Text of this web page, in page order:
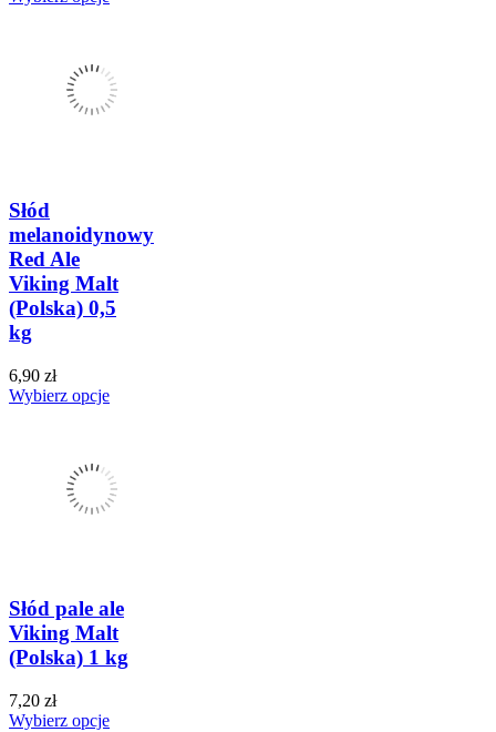
Słód
melanoidynowy
Red Ale
Viking Malt
(Polska) 0,5
kg
6,90 zł
Wybierz opcje
Słód pale ale
Viking Malt
(Polska) 1 kg
7,20 zł
Wybierz opcje